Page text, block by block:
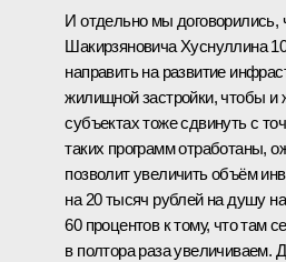
И отдельно мы договорились,
Шакирзяновича Хуснуллина
направить на развитие
жилищной застройки, чтобы
субъектах тоже сдвинуть с
таких программ отработаны,
позволит увеличить объём
на 20 тысяч рублей на душу
60 процентов к тому, что там
в полтора раза